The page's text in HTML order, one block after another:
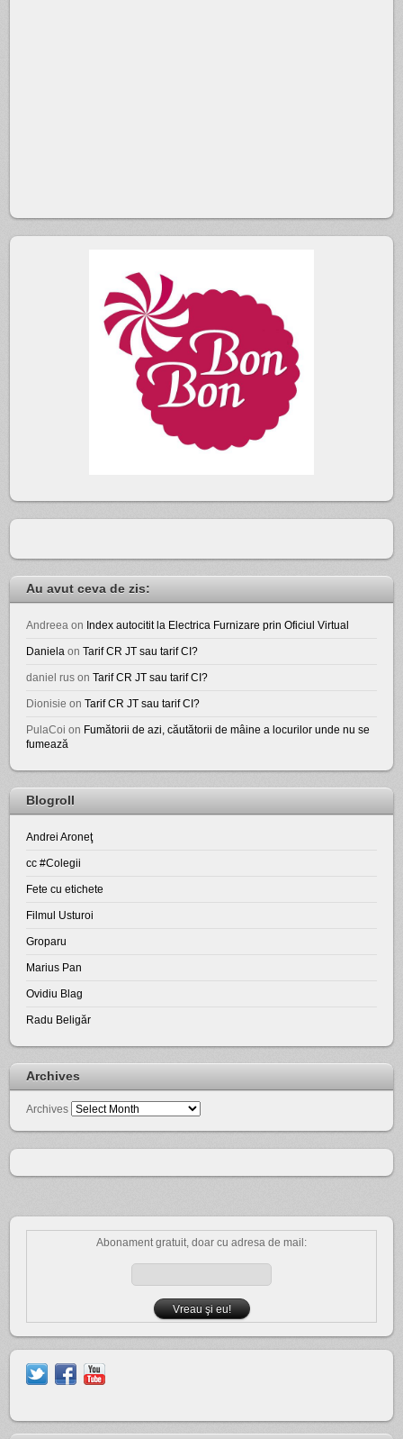
Au avut ceva de zis:
Andreea on Index autocitit la Electrica Furnizare prin Oficiul Virtual
Daniela onTarif CR JT sau tarif CI?
daniel rus onTarif CR JT sau tarif CI?
Dionisie onTarif CR JT sau tarif CI?
PulaCoi on Fumătorii de azi, căutătorii de mâine a locurilor unde nu se
fumează
Blogroll
Andrei Aroneţ
cc #Colegii
Fete cu etichete
Filmul Usturoi
Groparu
Marius Pan
Ovidiu Blag
Radu Beligăr
Archives
Archives
Abonament gratuit, doar cu adresa de mail: